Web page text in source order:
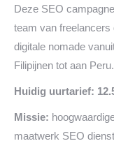
Deze SEO
team van freelancers
digitale nomade
Filipijnen tot aan Peru.
Huidig uurtarief:
Missie:
maatwerk SEO